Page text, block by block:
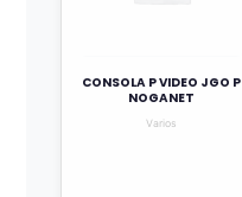
CONSOLA P VIDEO JGO P
NOGANET
Varios